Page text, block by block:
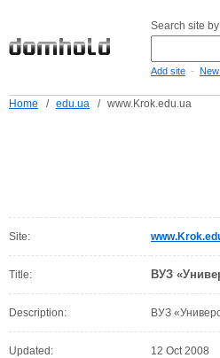
Search site
Add site -
Home / edu.ua / www.Krok.edu.ua
Site:
Title: ВУЗ
Description: ВУЗ
Updated: 12 Oct 2008